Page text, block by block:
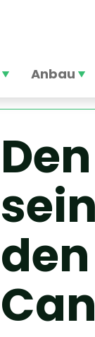
Anbau